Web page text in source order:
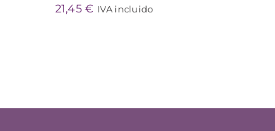
21,45€ IVA incluido